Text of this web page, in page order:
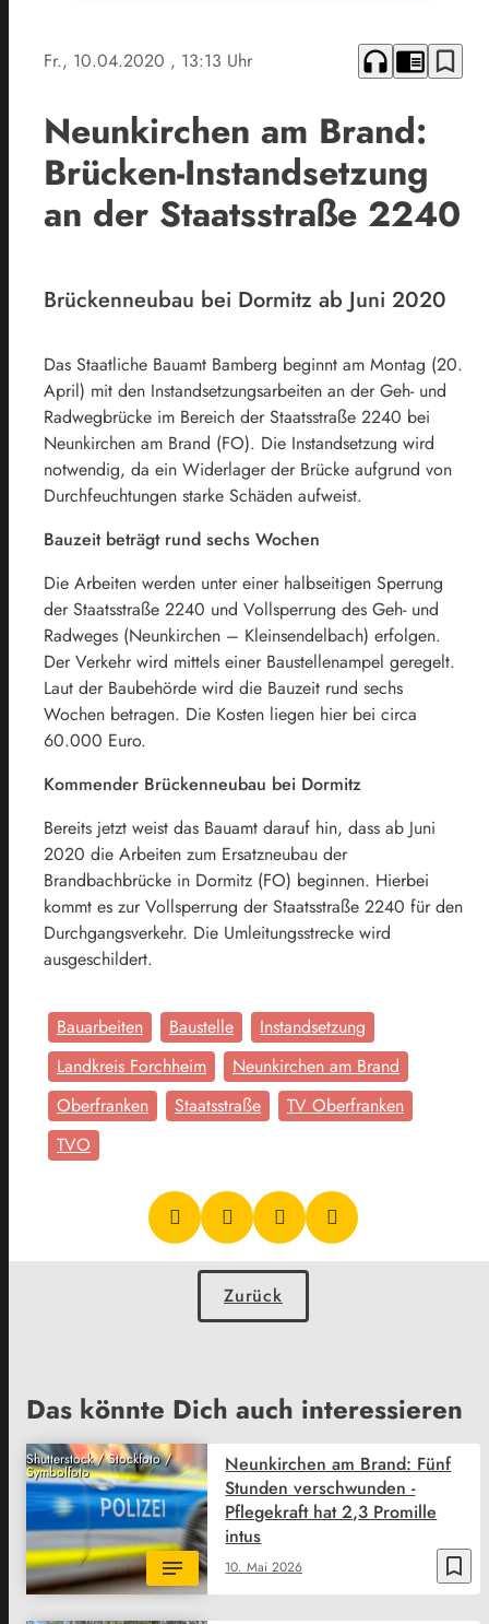
Fr., 10.04.2020 , 13:13 Uhr headphones chrome_reader_mode bookmark_border
Neunkirchen am Brand:
Brücken-Instandsetzung
an der Staatsstraße 2240
Brückenneubau bei Dormitz ab Juni 2020
Das Staatliche Bauamt Bamberg beginnt am Montag (20.
April) mit den Instandsetzungsarbeiten an der Geh- und
Radwegbrücke im Bereich der Staatsstraße 2240 bei
Neunkirchen am Brand (FO). Die Instandsetzung wird
notwendig, da ein Widerlager der Brücke aufgrund von
Durchfeuchtungen starke Schäden aufweist.
Bauzeit beträgt rund sechs Wochen
Die Arbeiten werden unter einer halbseitigen Sperrung
der Staatsstraße 2240 und Vollsperrung des Geh- und
Radweges (Neunkirchen – Kleinsendelbach) erfolgen.
Der Verkehr wird mittels einer Baustellenampel geregelt.
Laut der Baubehörde wird die Bauzeit rund sechs
Wochen betragen. Die Kosten liegen hier bei circa
60.000 Euro.
Kommender Brückenneubau bei Dormitz
Bereits jetzt weist das Bauamt darauf hin, dass ab Juni
2020 die Arbeiten zum Ersatzneubau der
Brandbachbrücke in Dormitz (FO) beginnen. Hierbei
kommt es zur Vollsperrung der Staatsstraße 2240 für den
Durchgangsverkehr. Die Umleitungsstrecke wird
ausgeschildert.
Bauarbeiten Baustelle
Instandsetzung
Landkreis Forchheim
Neunkirchen am Brand
Oberfranken
Staatsstraße
TV Oberfranken
TVO
Zurück
Das könnte Dich auch interessieren
Shutterstock / Stockfoto /
Symbolfoto
bookmark_border
10. Mai 2026
Neunkirchen am Brand: Fünf
Stunden verschwunden -
Pflegekraft hat 2,3 Promille
intus